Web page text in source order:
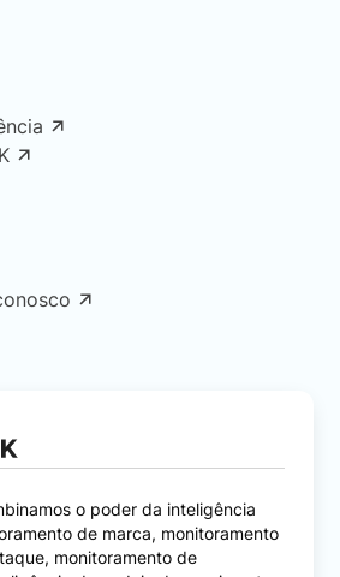
o poder da inteligência
de marca, monitoramento
monitoramento de